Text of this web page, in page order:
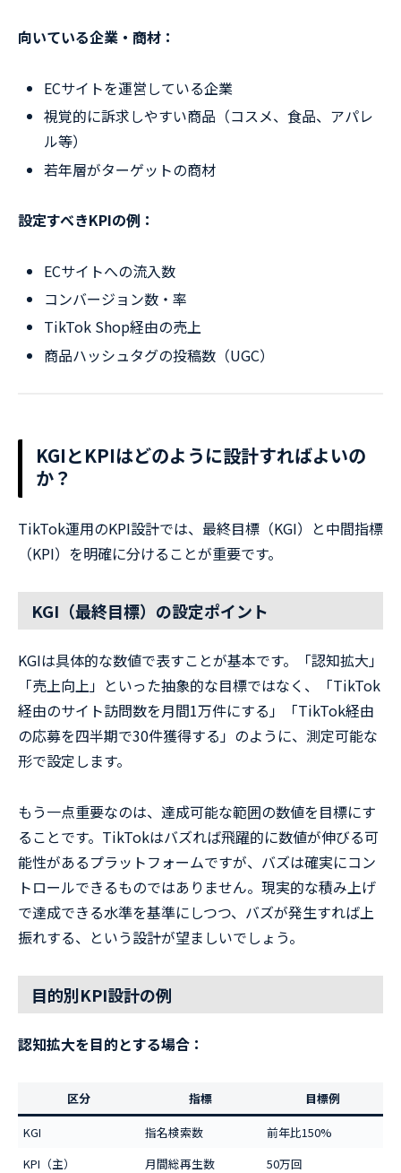
向いている企業・商材：
ECサイトを運営している企業
視覚的に訴求しやすい商品（コスメ、食品、アパレ
ル等）
若年層がターゲットの商材
設定すべきKPIの例：
ECサイトへの流入数
コンバージョン数・率
TikTok Shop経由の売上
商品ハッシュタグの投稿数（UGC）
KGIとKPIはどのように設計すればよいの
か？
TikTok運用のKPI設計では、最終目標（KGI）と中間指標
（KPI）を明確に分けることが重要です。
KGI（最終目標）の設定ポイント
KGIは具体的な数値で表すことが基本です。「認知拡大」
「売上向上」といった抽象的な目標ではなく、「TikTok
経由のサイト訪問数を月間1万件にする」「TikTok経由
の応募を四半期で30件獲得する」のように、測定可能な
形で設定します。
もう一点重要なのは、達成可能な範囲の数値を目標にす
ることです。TikTokはバズれば飛躍的に数値が伸びる可
能性があるプラットフォームですが、バズは確実にコン
トロールできるものではありません。現実的な積み上げ
で達成できる水準を基準にしつつ、バズが発生すれば上
振れする、という設計が望ましいでしょう。
目的別KPI設計の例
認知拡大を目的とする場合：
区分 指標
目標例
KGI
指名検索数
前年比150%
KPI（主）
月間総再生数
50万回